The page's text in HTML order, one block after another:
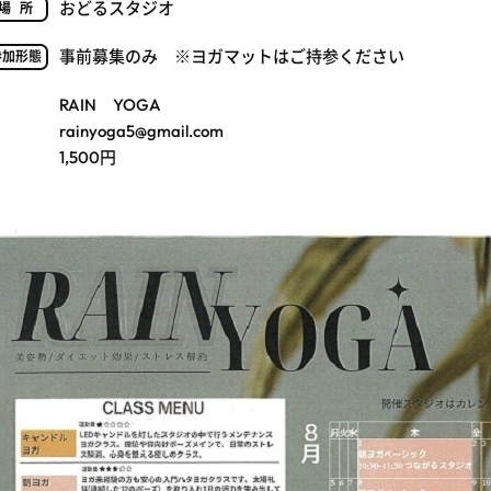
場所 おどるスタジオ
参加形態 事前募集のみ ※ヨガマットはご持参ください
RAIN YOGA
rainyoga5@gmail.com
1,500円